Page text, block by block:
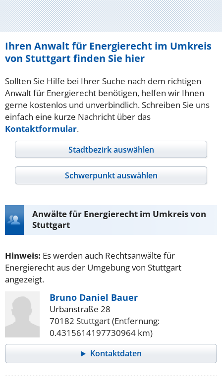
Ihren Anwalt für Energierecht im Umkreis
von Stuttgart finden Sie hier
Sollten Sie Hilfe bei Ihrer Suche nach dem richtigen
Anwalt für Energierecht benötigen, helfen wir Ihnen
gerne kostenlos und unverbindlich. Schreiben Sie uns
einfach eine kurze Nachricht über das
Kontaktformular.
Stadtbezirk auswählen
Schwerpunkt auswählen
Anwälte für Energierecht im Umkreis von
Stuttgart
Hinweis: Es werden auch Rechtsanwälte für
Energierecht aus der Umgebung von Stuttgart
angezeigt.
Bruno Daniel Bauer
Urbanstraße 28
70182 Stuttgart (Entfernung:
0.4315614197730964 km)
Kontaktdaten